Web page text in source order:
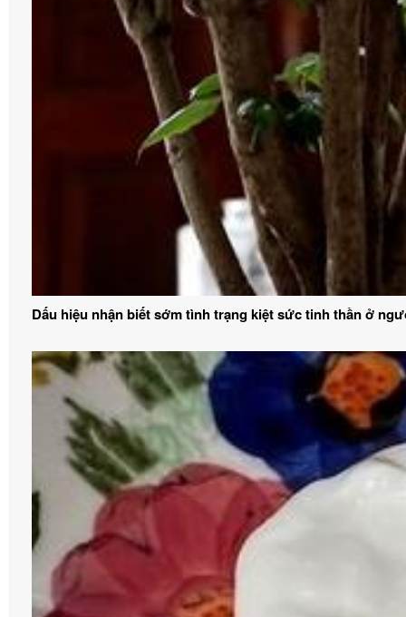
Dấu hiệu nhận biết sớm tình trạng kiệt sức tinh thần ở